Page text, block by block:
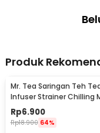
Produk
Mr. Tea Saringan Teh
Infuser Strainer Chilling
Silicon - MR03
Rp6.900
Rp18.900 64%